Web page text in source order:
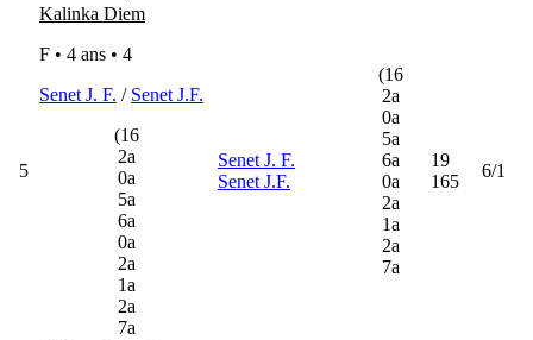
5
Kalinka Diem
F • 4 ans • 4
Senet J. F. / Senet J.F.
(16
2a
0a
5a
6a
0a
2a
1a
2a
7a
Senet J. F.
Senet J.F.
(16
2a
0a
5a
6a
0a
2a
1a
2a
7a
19
165
6/1